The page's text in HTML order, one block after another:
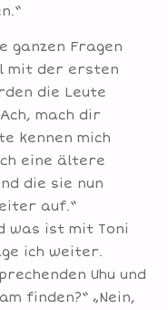
ganzen Fragen
mit der ersten
die Leute
mach dir
kennen mich
eine ältere
die sie nun
auf.“
was ist mit Toni
ich weiter.
Uhu und
finden?“ „Nein,